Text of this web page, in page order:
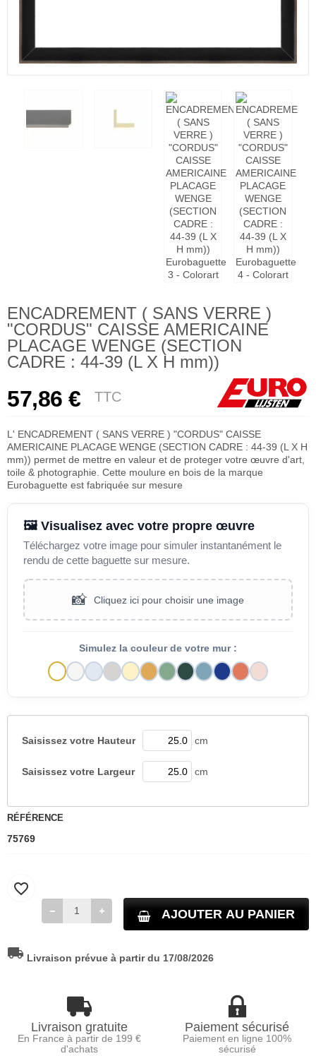
ENCADREMENT ( SANS VERRE )
"CORDUS" CAISSE AMERICAINE
PLACAGE WENGE (SECTION
CADRE : 44-39 (L X H mm))
57,86 € TTC
L' ENCADREMENT ( SANS VERRE ) "CORDUS" CAISSE
AMERICAINE PLACAGE WENGE (SECTION CADRE : 44-39 (L X H
mm)) permet de mettre en valeur et de proteger votre œuvre d'art,
toile & photographie. Cette moulure en bois de la marque
Eurobaguette est fabriquée sur mesure
🖼️ Visualisez avec votre propre œuvre
Téléchargez votre image pour simuler instantanément le
rendu de cette baguette sur mesure.
📸 Cliquez ici pour choisir une image
Simulez la couleur de votre mur :
Saisissez votre Hauteur cm
Saisissez votre Largeur cm
RÉFÉRENCE
75769
AJOUTER AU PANIER
favorite_border
local_shipping Livraison prévue à partir du 17/08/2026
Livraison gratuite
En France à partir de 199 €
d'achats
Paiement sécurisé
Paiement en ligne 100%
sécurisé